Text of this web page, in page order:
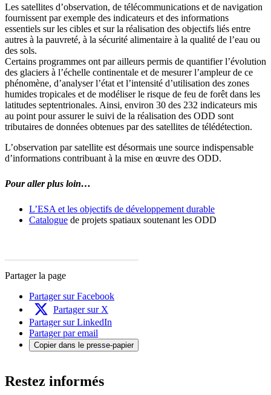
Les satellites d’observation, de télécommunications et de navigation
fournissent par exemple des indicateurs et des informations
essentiels sur les cibles et sur la réalisation des objectifs liés entre
autres à la pauvreté, à la sécurité alimentaire à la qualité de l’eau ou
des sols.
Certains programmes ont par ailleurs permis de quantifier l’évolution
des glaciers à l’échelle continentale et de mesurer l’ampleur de ce
phénomène, d’analyser l’état et l’intensité d’utilisation des zones
humides tropicales et de modéliser le risque de feu de forêt dans les
latitudes septentrionales. Ainsi, environ 30 des 232 indicateurs mis
au point pour assurer le suivi de la réalisation des ODD sont
tributaires de données obtenues par des satellites de télédétection.
L’observation par satellite est désormais une source indispensable
d’informations contribuant à la mise en œuvre des ODD.
Pour aller plus loin…
L’ESA et les objectifs de développement durable
Catalogue de projets spatiaux soutenant les ODD
Partager la page
Partager sur Facebook
Partager sur X
Partager sur LinkedIn
Partager par email
Copier dans le presse-papier
Restez informés